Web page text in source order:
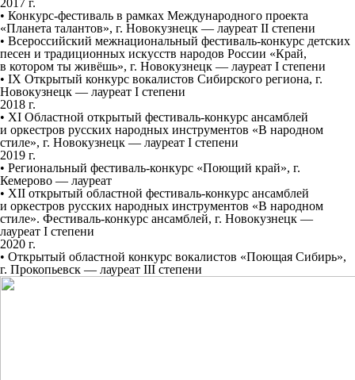
2017 г.
• Конкурс-фестиваль в рамках Международного проекта
«Планета талантов», г. Новокузнецк — лауреат II степени
• Всероссийский межнациональный фестиваль-конкурс детских
песен и традиционных искусств народов России «Край,
в котором ты живёшь», г. Новокузнецк — лауреат I степени
• IX Открытый конкурс вокалистов Сибирского региона, г.
Новокузнецк — лауреат I степени
2018 г.
• XI Областной открытый фестиваль-конкурс ансамблей
и оркестров русских народных инструментов «В народном
стиле», г. Новокузнецк — лауреат I степени
2019 г.
• Региональный фестиваль-конкурс «Поющий край», г.
Кемерово — лауреат
• XII открытый областной фестиваль-конкурс ансамблей
и оркестров русских народных инструментов «В народном
стиле». Фестиваль-конкурс ансамблей, г. Новокузнецк —
лауреат I степени
2020 г.
• Открытый областной конкурс вокалистов «Поющая Сибирь»,
г. Прокопьевск — лауреат III степени